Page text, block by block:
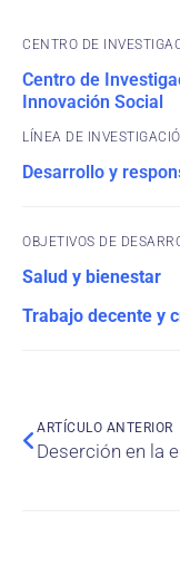
CENTRO DE
Centro de
Innovación Social
Desarrollo y
OBJETIVOS DE
Salud y bienestar
Trabajo decente y
ARTÍCULO ANTERIOR